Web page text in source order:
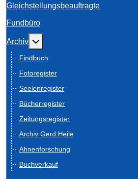
Gleichstellungsbeauftragte
Fundbüro
Archiv Weitere Informationen: Archiv
Findbuch
Fotoregister
Seelenregister
Bücherregister
Zeitungsregister
Archiv Gerd Heile
Ahnenforschung
Buchverkauf